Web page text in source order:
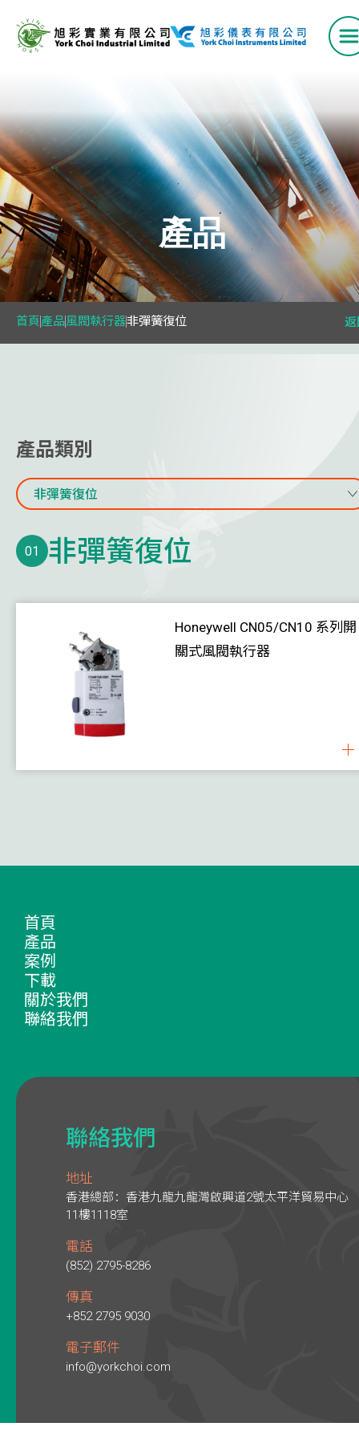
首頁
產品
VAV 系列
空氣流量測量站
水流量計及能量計
氣體監測
溫度
風速
產品
首頁產品風閥執行器非彈簧復位 返
產品類別
非彈簧復位
01 非彈簧復位
Honeywell CN05/CN10 系列開
關式風閥執行器
首頁
產品
案例
下載
關於我們
聯絡我們
聯絡我們
地址
香港總部：香港九龍九龍灣啟興道2號太平洋貿易中心
11樓1118室
電話
(852) 2795-8286
傳真
+852 2795 9030
電子郵件
info@yorkchoi.com